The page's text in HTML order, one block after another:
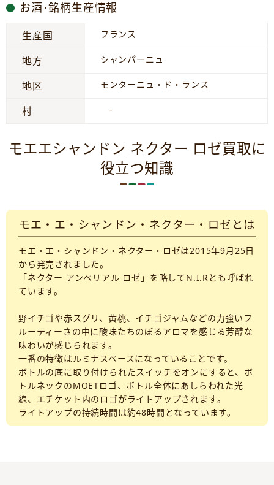
お酒･銘柄生産情報
生産国 フランス
地方 シャンパーニュ
地区 モンターニュ・ド・ランス
村 -
モエエシャンドン ネクター ロゼ買取に
役立つ知識
モエ・エ・シャンドン・ネクター・ロゼとは
モエ・エ・シャンドン・ネクター・ロゼは2015年9月25日
から発売されました。
「ネクター アンペリアル ロゼ」を略してN.I.Rとも呼ばれ
ています。
野イチゴや赤スグリ、黄桃、イチゴジャムなどの力強いフ
ルーティーさの中に酸味たちのぼるアロマを感じる芳醇な
味わいが感じられます。
一番の特徴はルミナスベースになっていることです。
ボトルの底に取り付けられたスイッチをオンにすると、ボ
トルネックのMOETロゴ、ボトル全体にあしらわれた光
線、エチケット内のロゴがライトアップされます。
ライトアップの持続時間は約48時間となっています。